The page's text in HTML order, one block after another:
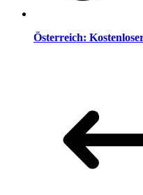
Österreich: